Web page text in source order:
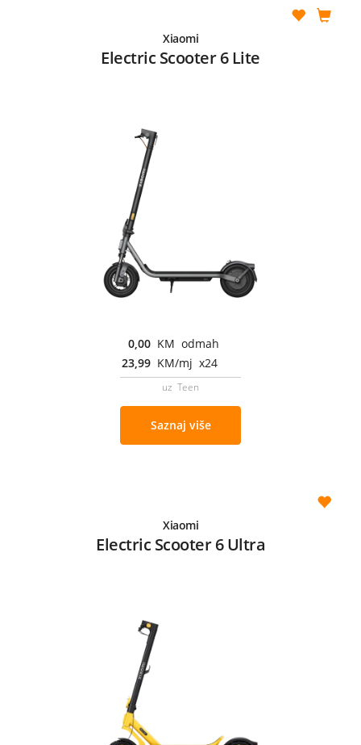
Xiaomi
Electric Scooter 6 Lite
0,00 KM odmah
23,99 KM/mj x24
uz Teen
Saznaj više
Xiaomi
Electric Scooter 6 Ultra